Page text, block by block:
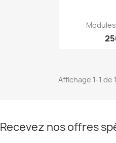

Affichage 1-1 de
Recevez nos offres